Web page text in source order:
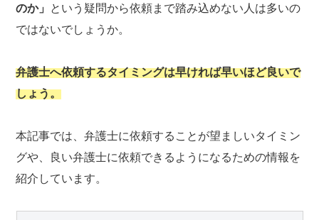
のか」 という疑問から依頼まで踏み込めない人は多いの
ではないでしょうか。
弁護士へ依頼するタイミングは早ければ早いほど良いで
しょう。
本記事では、弁護士に依頼することが望ましいタイミン
グや、良い弁護士に依頼できるようになるための情報を
紹介しています。